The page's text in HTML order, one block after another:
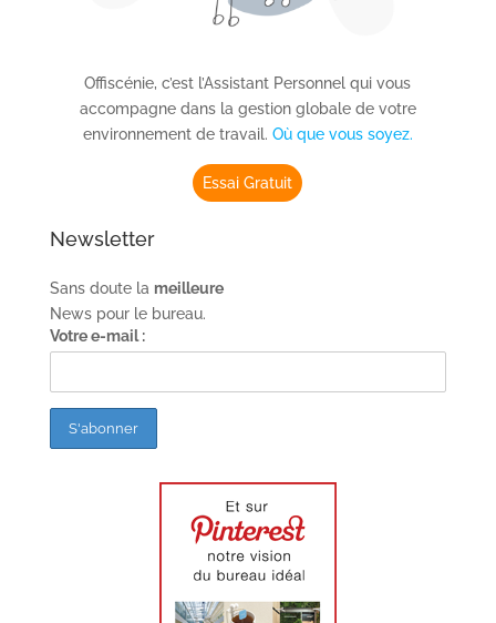
Offiscénie, c’est l’Assistant Personnel qui vous
accompagne dans la gestion globale de votre
environnement de travail. Où que vous soyez.
Essai Gratuit
Newsletter
Sans doute la meilleure
News pour le bureau.
Votre e-mail :